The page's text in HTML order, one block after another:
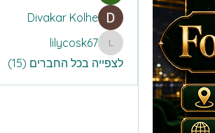
Divakar Kolhe
lilycosk67
lilycosk67
לצפייה בכל החברים (15)